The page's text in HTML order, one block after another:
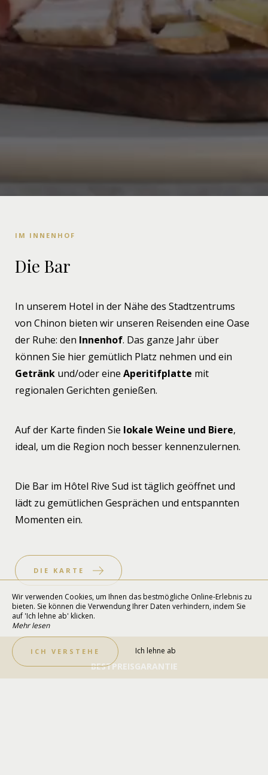
IM INNENHOF
Die Bar
In unserem Hotel in der Nähe des Stadtzentrums
von Chinon bieten wir unseren Reisenden eine Oase
der Ruhe: den Innenhof. Das ganze Jahr über
können Sie hier gemütlich Platz nehmen und ein
Getränk und/oder eine Aperitifplatte mit
regionalen Gerichten genießen.
Auf der Karte finden Sie lokale Weine und Biere,
ideal, um die Region noch besser kennenzulernen.
Die Bar im Hôtel Rive Sud ist täglich geöffnet und
lädt zu gemütlichen Gesprächen und entspannten
Momenten ein.
DIE KARTE
BESTPREISGARANTIE
Wir verwenden Cookies, um Ihnen das bestmögliche Online-Erlebnis zu
bieten. Sie können die Verwendung Ihrer Daten verhindern, indem Sie
auf 'Ich lehne ab' klicken.
Mehr lesen
ICH VERSTEHE Ich lehne ab